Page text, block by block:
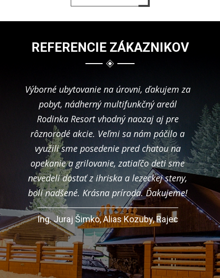
REFERENCIE ZÁKAZNIKOV
Výborné ubytovanie na úrovni, ďakujem za
pobyt, nádherný multifunkčný areál
Rodinka Resort vhodný naozaj aj pre
rôznorodé akcie. Veľmi sa nám páčilo a
využili sme posedenie pred chatou na
opekanie a grilovanie, zatiaľčo deti sme
nevedeli dostať z ihriska a lezeckej steny,
boli nadšené. Krásna príroda. Ďakujeme!
Ing. Juraj Šimko, Alias Kozuby, Rajec